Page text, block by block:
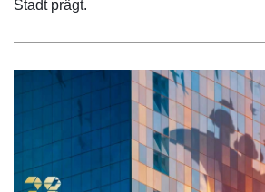
Stadt prägt.